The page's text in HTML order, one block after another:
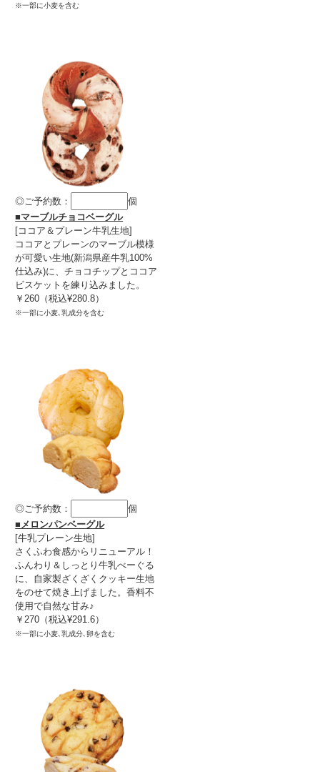
※一部に小麦を含む
◎ご予約数：
個
■マーブルチョコベーグル
[ココア＆プレーン牛乳生地]
ココアとプレーンのマーブル模様
が可愛い生地(新潟県産牛乳100%
仕込み)に、チョコチップとココア
ビスケットを練り込みました。
￥260（税込¥280.8）
※一部に小麦､乳成分を含む
◎ご予約数：
個
■メロンパンベーグル
[牛乳プレーン生地]
さくふわ食感からリニューアル！
ふんわり＆しっとり牛乳べーぐる
に、自家製ざくざくクッキー生地
をのせて焼き上げました。香料不
使用で自然な甘み♪
￥270（税込¥291.6）
※一部に小麦､乳成分､卵を含む